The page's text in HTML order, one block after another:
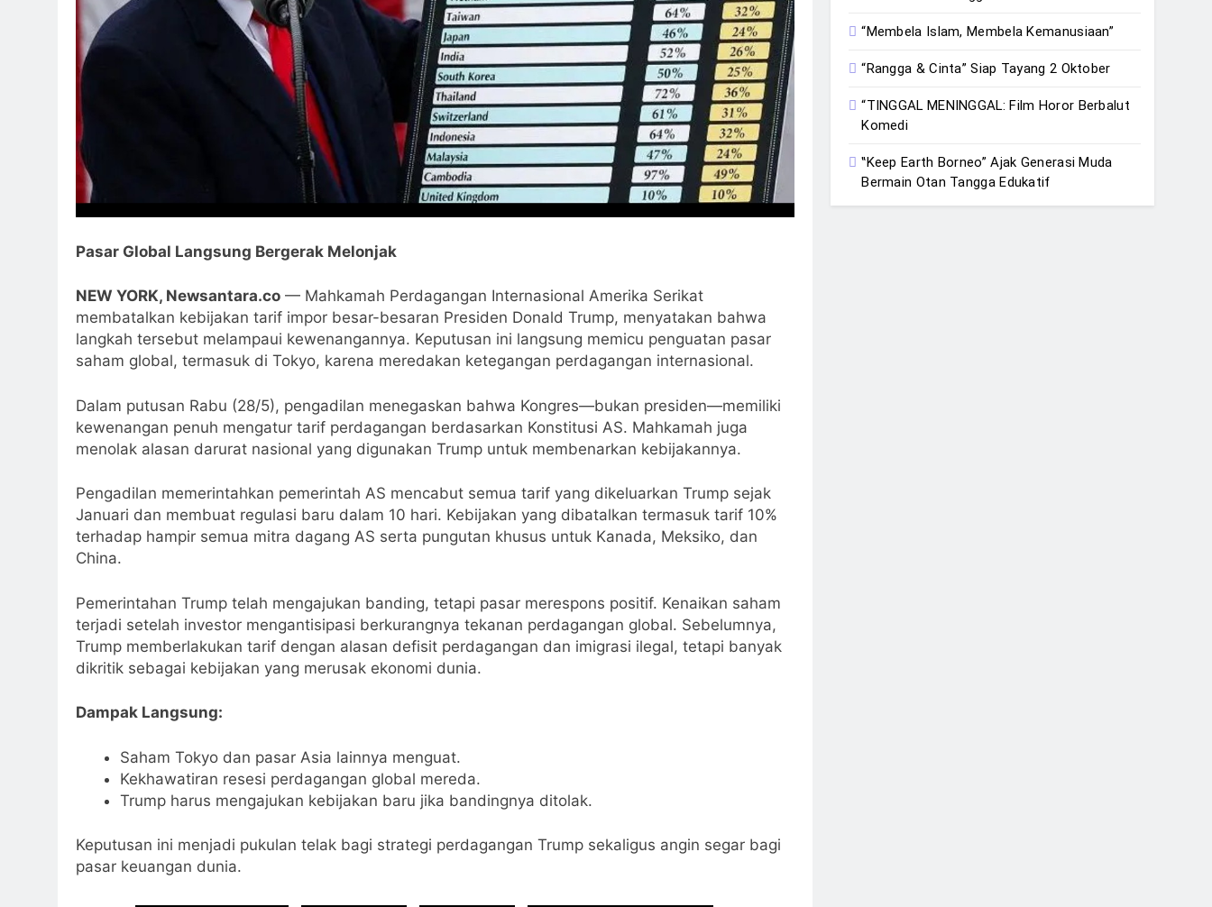
Pasar Global Langsung Bergerak Melonjak
NEW YORK, Newsantara.co — Mahkamah Perdagangan Internasional Amerika Serikat
membatalkan kebijakan tarif impor besar-besaran Presiden Donald Trump, menyatakan bahwa
langkah tersebut melampaui kewenangannya. Keputusan ini langsung memicu penguatan pasar
saham global, termasuk di Tokyo, karena meredakan ketegangan perdagangan internasional.
Dalam putusan Rabu (28/5), pengadilan menegaskan bahwa Kongres—bukan presiden—memiliki
kewenangan penuh mengatur tarif perdagangan berdasarkan Konstitusi AS. Mahkamah juga
menolak alasan darurat nasional yang digunakan Trump untuk membenarkan kebijakannya.
Pengadilan memerintahkan pemerintah AS mencabut semua tarif yang dikeluarkan Trump sejak
Januari dan membuat regulasi baru dalam 10 hari. Kebijakan yang dibatalkan termasuk tarif 10%
terhadap hampir semua mitra dagang AS serta pungutan khusus untuk Kanada, Meksiko, dan
China.
Pemerintahan Trump telah mengajukan banding, tetapi pasar merespons positif. Kenaikan saham
terjadi setelah investor mengantisipasi berkurangnya tekanan perdagangan global. Sebelumnya,
Trump memberlakukan tarif dengan alasan defisit perdagangan dan imigrasi ilegal, tetapi banyak
dikritik sebagai kebijakan yang merusak ekonomi dunia.
Dampak Langsung:
Saham Tokyo dan pasar Asia lainnya menguat.
Kekhawatiran resesi perdagangan global mereda.
Trump harus mengajukan kebijakan baru jika bandingnya ditolak.
Keputusan ini menjadi pukulan telak bagi strategi perdagangan Trump sekaligus angin segar bagi
pasar keuangan dunia.
“Membela Islam, Membela Kemanusiaan”
“Rangga & Cinta” Siap Tayang 2 Oktober
“TINGGAL MENINGGAL: Film Horor Berbalut
Komedi
‟Keep Earth Borneo” Ajak Generasi Muda
Bermain Otan Tangga Edukatif